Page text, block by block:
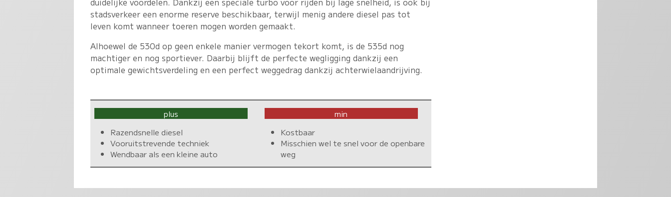
stadsverkeer een enorme reserve beschikbaar, terwijl menig andere diesel pas tot
leven komt wanneer toeren mogen worden gemaakt.
Alhoewel de 530d op geen enkele manier vermogen tekort komt, is de 535d nog
machtiger en nog sportiever. Daarbij blijft de perfecte wegligging dankzij een
optimale gewichtsverdeling en een perfect weggedrag dankzij achterwielaandrijving.
plus
Razendsnelle diesel
Vooruitstrevende techniek
Wendbaar als een kleine auto
min
Kostbaar
Misschien wel te snel voor de openbare
weg